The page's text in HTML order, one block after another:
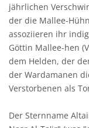
jährlichen
der die Mallee-
assoziieren ihr
Göttin Mallee-hen
dem Helden, der
der Wardamanen
Verstorbenen als
Der Sternname